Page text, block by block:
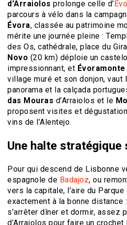
d’Arraiolos prolonge celle d’
parcours à vélo dans la
Évora, classée au patrimoine
mérite une journée pleine :
des Os, cathédrale, place du
Novo (20 km) déploie un
impressionnant, et Évoramonte
village muré et son donjon, vaut
panorama et la calçada
das Mouras d’Arraiolos et le
proposent visites et
vins de l’Alentejo.
Une halte stratégique
Pour qui descend de Lisbonne
espagnole de Badajoz, ou
vers la capitale, l’aire du
exactement à la bonne distance
s’arrêter dîner et dormir, assez
d’Arraiolos pour faire un crochet